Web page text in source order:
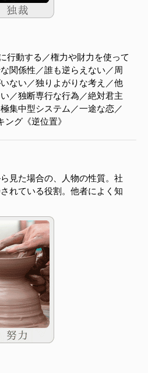
行動する／権力や財力を使って
関係性／誰も逆らえない／周
ない／独りよがりな考え／他
／独断専行な行為／絶対君主
集中型システム／一途な恋／
ング《逆位置》
見た場合の、人物の性質。社
れている役割。他者によく知